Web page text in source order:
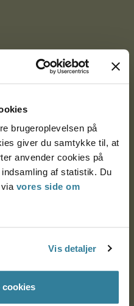
brugeroplevelsen på
giver du samtykke til, at
anvender cookies på
af statistik. Du
vores side om
Vis detaljer
cookies